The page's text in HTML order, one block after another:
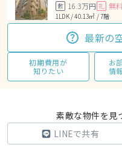
敷 16.3万円 礼 無料
1LDK / 40.13㎡ / 7階
最新の
初期費用が
知りたい
お
情
素敵な物件を見
LINEで共有